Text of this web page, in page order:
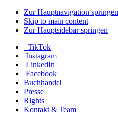
Zur Hauptnavigation springen
Skip to main content
Zur Hauptsidebar springen
TikTok
Instagram
LinkedIn
Facebook
Buchhandel
Presse
Rights
Kontakt & Team